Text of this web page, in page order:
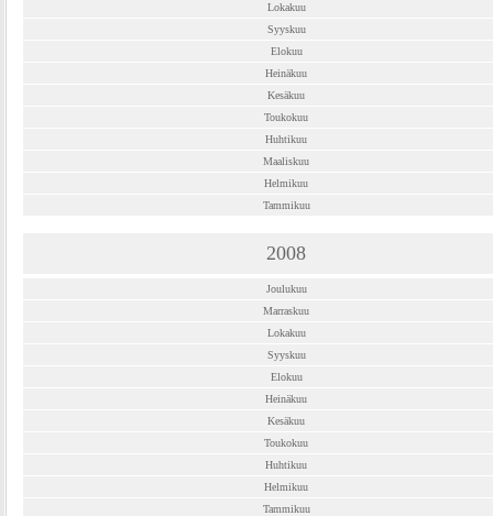
Lokakuu
Syyskuu
Elokuu
Heinäkuu
Kesäkuu
Toukokuu
Huhtikuu
Maaliskuu
Helmikuu
Tammikuu
2008
Joulukuu
Marraskuu
Lokakuu
Syyskuu
Elokuu
Heinäkuu
Kesäkuu
Toukokuu
Huhtikuu
Helmikuu
Tammikuu